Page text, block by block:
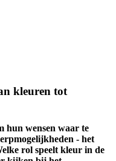
kleuren tot
hun wensen waar te
- het
rol speelt kleur in de